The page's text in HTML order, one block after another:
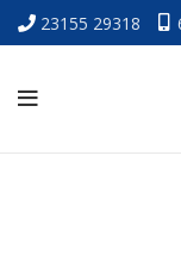
23155 29318